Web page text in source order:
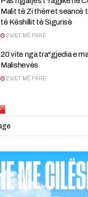
Malit të Zi thërret seancë
të Këshillit të Sigurisë
2 VJET MË PARË
20 vite nga tra*gjedia e
Malishevës
2 VJET MË PARË